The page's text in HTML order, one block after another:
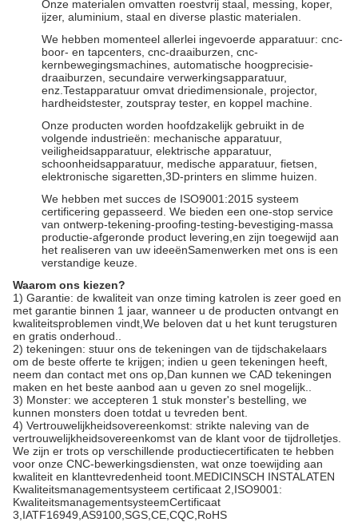
Onze materialen omvatten roestvrij staal, messing, koper,
ijzer, aluminium, staal en diverse plastic materialen.
We hebben momenteel allerlei ingevoerde apparatuur: cnc-
boor- en tapcenters, cnc-draaiburzen, cnc-
kernbewegingsmachines, automatische hoogprecisie-
draaiburzen, secundaire verwerkingsapparatuur,
enz.Testapparatuur omvat driedimensionale, projector,
hardheidstester, zoutspray tester, en koppel machine.
Onze producten worden hoofdzakelijk gebruikt in de
volgende industrieën: mechanische apparatuur,
veiligheidsapparatuur, elektrische apparatuur,
schoonheidsapparatuur, medische apparatuur, fietsen,
elektronische sigaretten,3D-printers en slimme huizen.
We hebben met succes de ISO9001:2015 systeem
certificering gepasseerd. We bieden een one-stop service
van ontwerp-tekening-proofing-testing-bevestiging-massa
productie-afgeronde product levering,en zijn toegewijd aan
het realiseren van uw ideeënSamenwerken met ons is een
verstandige keuze.
Waarom ons kiezen?
1) Garantie: de kwaliteit van onze timing katrolen is zeer goed en
met garantie binnen 1 jaar, wanneer u de producten ontvangt en
kwaliteitsproblemen vindt,We beloven dat u het kunt terugsturen
en gratis onderhoud..
2) tekeningen: stuur ons de tekeningen van de tijdschakelaars
om de beste offerte te krijgen; indien u geen tekeningen heeft,
neem dan contact met ons op,Dan kunnen we CAD tekeningen
maken en het beste aanbod aan u geven zo snel mogelijk..
3) Monster: we accepteren 1 stuk monster's bestelling, we
kunnen monsters doen totdat u tevreden bent.
4) Vertrouwelijkheidsovereenkomst: strikte naleving van de
vertrouwelijkheidsovereenkomst van de klant voor de tijdrolletjes.
We zijn er trots op verschillende productiecertificaten te hebben
voor onze CNC-bewerkingsdiensten, wat onze toewijding aan
kwaliteit en klanttevredenheid toont.MEDICINSCH INSTALATEN
Kwaliteitsmanagementsysteem certificaat 2,ISO9001:
KwaliteitsmanagementsysteemCertificaat
3,IATF16949,AS9100,SGS,CE,CQC,RoHS